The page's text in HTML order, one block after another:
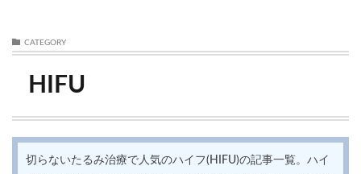
CATEGORY
HIFU
切らないたるみ治療で人気のハイフ(HIFU)の記事一覧。ハイ